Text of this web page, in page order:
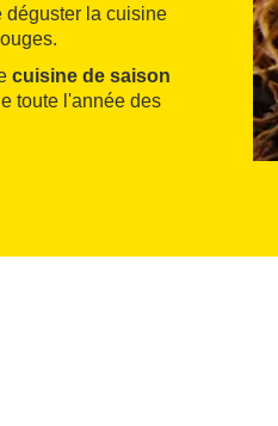
déguster la cuisine
cuisine de saison
toute l'année des